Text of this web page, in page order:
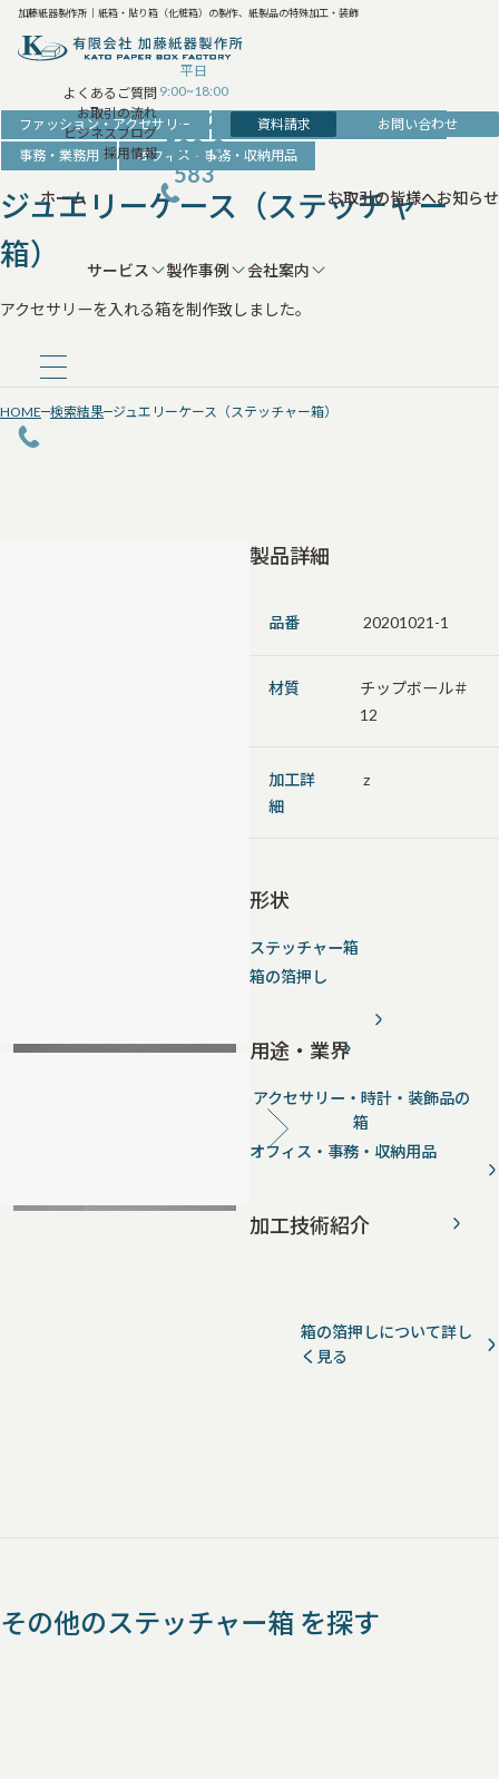
加藤紙器製作所｜紙箱・貼り箱（化粧箱）の製作、紙製品の特殊加工・装飾
よくあるご質問
お取引の流れ
ビジネスブログ
採用情報
平日
9:00~18:00
042-
520-8
583
資料請求 お問い合わせ
ホーム
サービス 製作事例 会社案内
お取引の皆様へお知らせ
ファッション・アクセサリー
アクセサリー・時計・装飾品の箱
事務・業務用
オフィス・事務・収納用品
ジュエリーケース（ステッチャー
箱）
アクセサリーを入れる箱を制作致しました。
HOME 検索結果 ジュエリーケース（ステッチャー箱）
製品詳細
品番 20201021-1
材質
チップボール＃
12
加工詳
細
z
形状
ステッチャー箱
箱の箔押し
用途・業界
アクセサリー・時計・装飾品の
箱
オフィス・事務・収納用品
加工技術紹介
箱の箔押しについて詳し
く見る
その他のステッチャー箱 を探す